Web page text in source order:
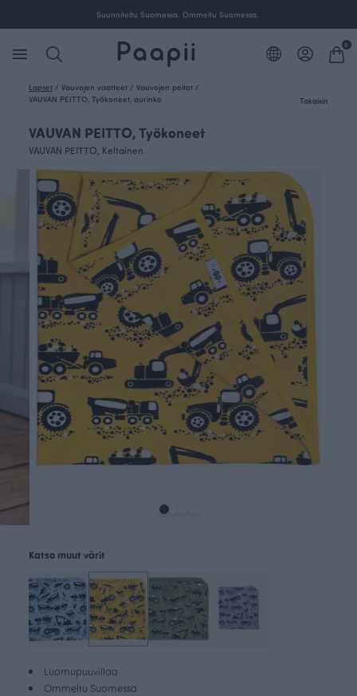
Suunniteltu Suomessa. Ommeltu Suomessa.
0
Lapset / Vauvojen vaatteet / Vauvojen peitot /
VAUVAN PEITTO, Työkoneet, aurinko
Takaisin
VAUVAN PEITTO, Työkoneet
VAUVAN PEITTO, Keltainen
Luomupuuvillaa
Ommeltu Suomessa
Katso muut värit